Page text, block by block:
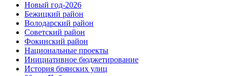
Новый год-2026
Бежицкий район
Володарский район
Советский район
Фокинский район
Национальные проекты
Инициативное бюджетирование
История брянских улиц